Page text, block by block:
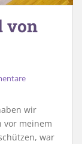
von
wir
vor meinem
war